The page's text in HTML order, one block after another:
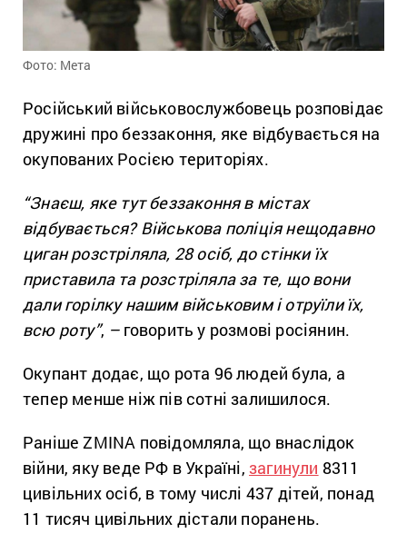
Фото: Мета
Російський військовослужбовець розповідає
дружині про беззаконня, яке відбувається на
окупованих Росією територіях.
“Знаєш, яке тут беззаконня в містах
відбувається? Військова поліція нещодавно
циган розстріляла, 28 осіб, до стінки їх
приставила та розстріляла за те, що вони
дали горілку нашим військовим і отруїли їх,
всю роту”, –говорить у розмові росіянин.
Окупант додає, що рота 96 людей була, а
тепер менше ніж пів сотні залишилося.
Раніше ZMINA повідомляла, що внаслідок
війни, яку веде РФ в Україні, загинули 8311
цивільних осіб, в тому числі 437 дітей, понад
11 тисяч цивільних дістали поранень.